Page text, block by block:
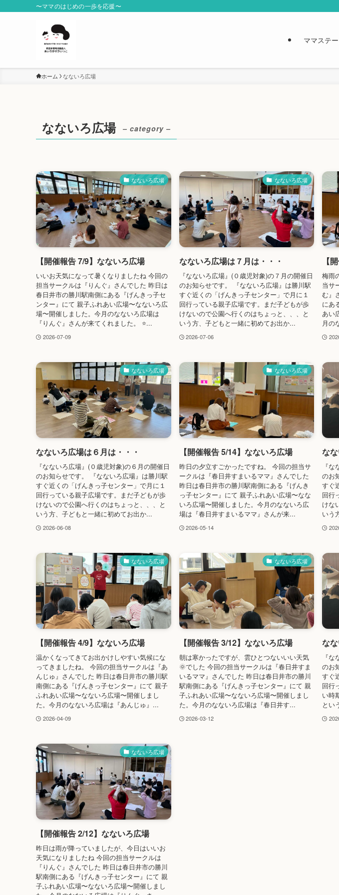
〜ママのはじめの一歩を応援〜
ママステ
ホーム なないろ広場
なないろ広場 – category –
なないろ広場
【開催報告 7/9】なないろ広場
いいお天気になって暑くなりましたね 今回の
担当サークルは『りんぐ』さんでした 昨日は
春日井市の勝川駅南側にある『げんきっ子セ
ンター』にて 親子ふれあい広場〜なないろ広
場〜開催しました。今月のなないろ広場は
『りんぐ』さんが来てくれました。 ⭐...
2026-07-09
なないろ広場
なないろ広場は７月は・・・
『なないろ広場』(０歳児対象)の７月の開催日
のお知らせです。 『なないろ広場』は勝川駅
すぐ近くの「げんきっ子センター」で月に１
回行っている親子広場です。まだ子どもが歩
けないので公園へ行くのはちょっと、、、と
いう方、子どもと一緒に初めてお出か...
2026-07-06
【
梅雨
当サ
む』
にあ
あい
月の
なないろ広場
なないろ広場は６月は・・・
『なないろ広場』(０歳児対象)の６月の開催日
のお知らせです。 『なないろ広場』は勝川駅
すぐ近くの「げんきっ子センター」で月に１
回行っている親子広場です。まだ子どもが歩
けないので公園へ行くのはちょっと、、、と
いう方、子どもと一緒に初めてお出か...
2026-06-08
なないろ広場
【開催報告 5/14】なないろ広場
昨日の夕立すごかったですね。 今回の担当サ
ークルは『春日井すまいるママ』さんでした
昨日は春日井市の勝川駅南側にある『げんき
っ子センター』にて 親子ふれあい広場〜なな
いろ広場〜開催しました。今月のなないろ広
場は『春日井すまいるママ』さんが来...
2026-05-14
な
『
のお
すぐ
回行
けな
いう
なないろ広場
【開催報告 4/9】なないろ広場
温かくなってきてお出かけしやすい気候にな
ってきましたね。 今回の担当サークルは『あ
んじゅ』さんでした 昨日は春日井市の勝川駅
南側にある『げんきっ子センター』にて 親子
ふれあい広場〜なないろ広場〜開催しまし
た。今月のなないろ広場は『あんじゅ』...
2026-04-09
なないろ広場
【開催報告 3/12】なないろ広場
朝は寒かったですが、雲ひとつないいい天気
🌞でした 今回の担当サークルは『春日井すま
いるママ』さんでした 昨日は春日井市の勝川
駅南側にある『げんきっ子センター』にて 親
子ふれあい広場〜なないろ広場〜開催しまし
た。今月のなないろ広場は『春日井す...
2026-03-12
な
『
のお
すぐ
回行
い時
とい
なないろ広場
【開催報告 2/12】なないろ広場
昨日は雨が降っていましたが、今日はいいお
天気になりましたね 今回の担当サークルは
『りんぐ』さんでした 昨日は春日井市の勝川
駅南側にある『げんきっ子センター』にて 親
子ふれあい広場〜なないろ広場〜開催しまし